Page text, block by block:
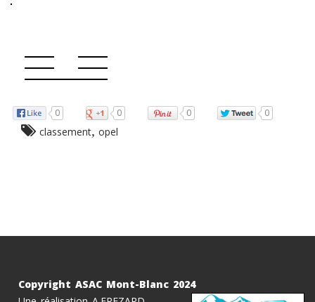
Exactly like the genuine watch.
0 0 0 0
classement, opel
Copyright ASAC Mont-Blanc 2024